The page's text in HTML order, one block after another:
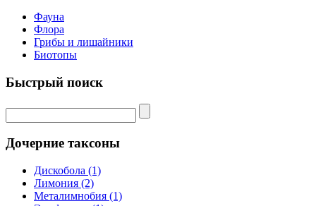
Фауна
Флора
Грибы и лишайники
Биотопы
Быстрый поиск
Дочерние таксоны
Дискобола (1)
Лимония (2)
Металимнобия (1)